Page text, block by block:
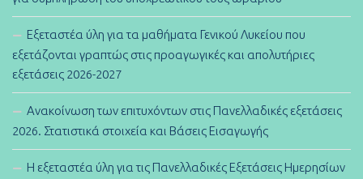
Εξεταστέα ύλη για τα μαθήματα Γενικού Λυκείου που
εξετάζονται γραπτώς στις προαγωγικές και απολυτήριες
εξετάσεις 2026-2027
Ανακοίνωση των επιτυχόντων στις Πανελλαδικές εξετάσεις
2026. Στατιστικά στοιχεία και Βάσεις Εισαγωγής
Η εξεταστέα ύλη για τις Πανελλαδικές Εξετάσεις Ημερησίων